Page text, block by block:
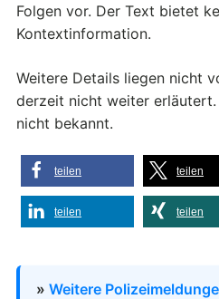
Folgen vor. Der Text bietet
Kontextinformation.
Weitere Details liegen nicht
derzeit nicht weiter
nicht bekannt.
teilen teilen
teilen teilen
» Weitere